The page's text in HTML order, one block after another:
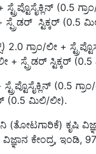
ಸ್ಟಿಕ್ಕರ್ (0.5
2.0 ಗ್ರಾಂ/ಲೀ +
+ ಸ್ಪ್ರೆಡರ್ ಸ್ಟಿಕ್ಕರ್
(0.5
(0.5 ಮಿಲಿ/ಲೀ).
ಕೃಷಿ
ಕೇಂದ್ರ, ಇಂಡಿ,
ಕೃಷಿ ವಿಜ್ಞಾನ